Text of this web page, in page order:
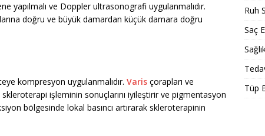
yapılmalı ve Doppler ultrasonografi uygulanmalıdır.
doğru ve büyük damardan küçük damara doğru
kompresyon uygulanmalıdır. Varis çorapları ve
işleminin sonuçlarını iyileştirir ve pigmentasyon
bölgesinde lokal basıncı artırarak skleroterapinin
Ruh
Saç
Tüp